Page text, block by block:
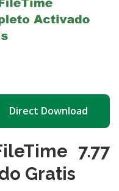
Direct Download
7.77
Gratis